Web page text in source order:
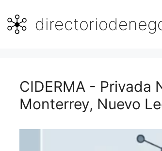
contenido
CIDERMA - Privada
Monterrey, Nuevo